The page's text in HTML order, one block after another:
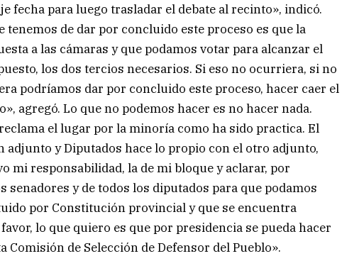
fecha para luego trasladar el debate al recinto», indicó.
de dar por concluido este proceso es que la
a las cámaras y que podamos votar para alcanzar el
los dos tercios necesarios. Si eso no ocurriera, si no
podríamos dar por concluido este proceso, hacer caer el
agregó. Lo que no podemos hacer es no hacer nada.
el lugar por la minoría como ha sido practica. El
adjunto y Diputados hace lo propio con el otro adjunto,
mi responsabilidad, la de mi bloque y aclarar, por
senadores y de todos los diputados para que podamos
por Constitución provincial y que se encuentra
lo que quiero es que por presidencia se pueda hacer
de Selección de Defensor del Pueblo».